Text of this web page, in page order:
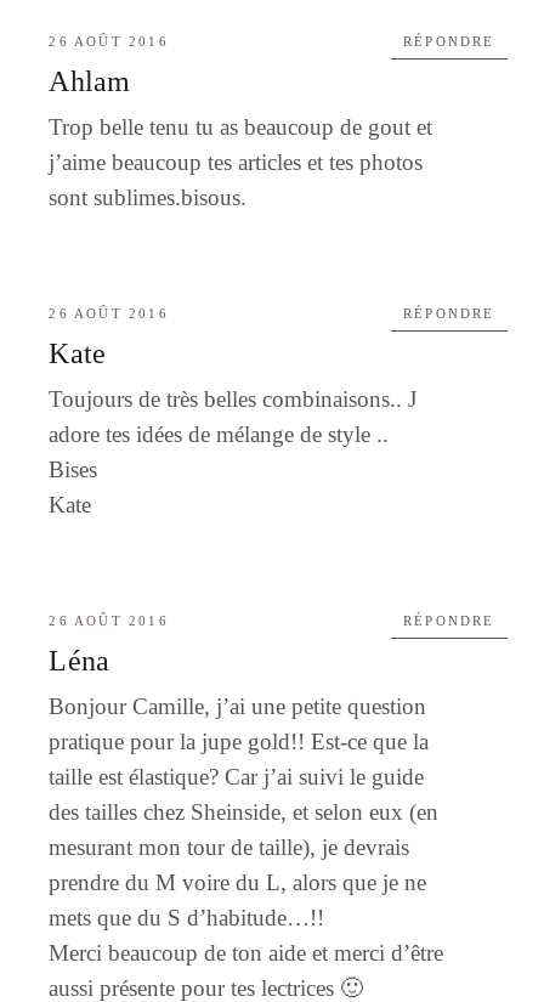
26 AOÛT 2016
Ahlam
Trop belle tenu tu as beaucoup de gout et
j’aime beaucoup tes articles et tes photos
sont sublimes.bisous.
RÉPONDRE
26 AOÛT 2016
Kate
Toujours de très belles combinaisons.. J
adore tes idées de mélange de style ..
Bises
Kate
RÉPONDRE
26 AOÛT 2016
Léna
Bonjour Camille, j’ai une petite question
pratique pour la jupe gold!! Est-ce que la
taille est élastique? Car j’ai suivi le guide
des tailles chez Sheinside, et selon eux (en
mesurant mon tour de taille), je devrais
prendre du M voire du L, alors que je ne
mets que du S d’habitude…!!
Merci beaucoup de ton aide et merci d’être
aussi présente pour tes lectrices 🙂
RÉPONDRE